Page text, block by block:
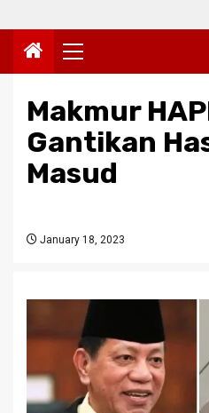
Primary
Menu
Makmur
Gantikan
Masud
January 18, 2023